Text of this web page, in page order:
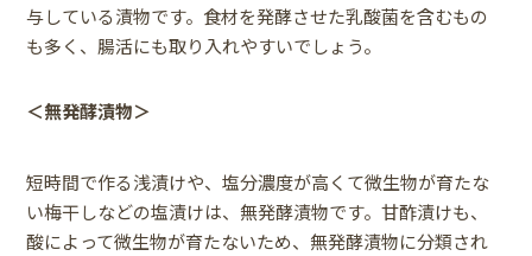
与している漬物です。食材を発酵させた乳酸菌を含むもの
も多く、腸活にも取り入れやすいでしょう。
＜無発酵漬物＞
短時間で作る浅漬けや、塩分濃度が高くて微生物が育たな
い梅干しなどの塩漬けは、無発酵漬物です。甘酢漬けも、
酸によって微生物が育たないため、無発酵漬物に分類され